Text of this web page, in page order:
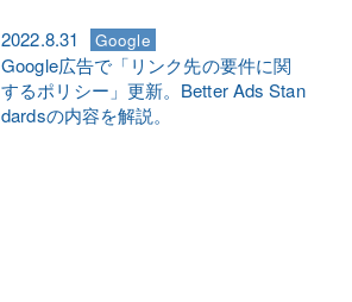
2022.8.31 Google
Google広告で「リンク先の要件に関
するポリシー」更新。Better Ads Stan
dardsの内容を解説。